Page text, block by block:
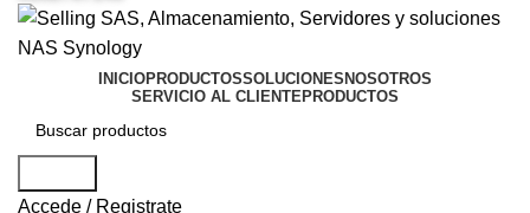
INICIOPRODUCTOSSOLUCIONES NOSOTROS
SERVICIO AL CLIENTEPRODUCTOS
Accede / Registrate